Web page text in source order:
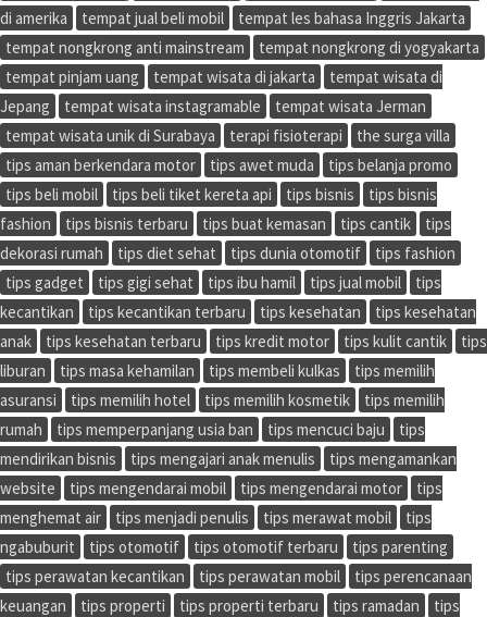
di amerika
tempat jual beli mobil
tempat les bahasa Inggris Jakarta
tempat nongkrong anti mainstream
tempat nongkrong di yogyakarta
tempat pinjam uang
tempat wisata di jakarta
tempat wisata di
Jepang
tempat wisata instagramable
tempat wisata Jerman
tempat wisata unik di Surabaya
terapi fisioterapi
the surga villa
tips aman berkendara motor
tips awet muda
tips belanja promo
tips beli mobil
tips beli tiket kereta api tips bisnis
tips bisnis
fashion
tips bisnis terbaru tips buat kemasan tips cantik
tips
dekorasi rumah
tips diet sehat tips dunia otomotif
tips fashion
tips gadget
tips gigi sehat tips ibu hamil tips jual mobil
tips
kecantikan
tips kecantikan terbaru tips kesehatan
tips kesehatan
anak
tips kesehatan terbaru tips kredit motor tips kulit cantik
tips
liburan
tips masa kehamilan tips membeli kulkas
tips memilih
asuransi
tips memilih hotel tips memilih kosmetik
tips memilih
rumah
tips memperpanjang usia ban tips mencuci baju
tips
mendirikan bisnis
tips mengajari anak menulis
tips mengamankan
website
tips mengendarai mobil tips mengendarai motor
tips
menghemat air
tips menjadi penulis tips merawat mobil
tips
ngabuburit
tips otomotif tips otomotif terbaru
tips parenting
tips perawatan kecantikan
tips perawatan mobil
tips perencanaan
keuangan
tips properti tips properti terbaru tips ramadan
tips